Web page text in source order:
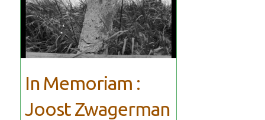
In Memoriam :
Joost Zwagerman